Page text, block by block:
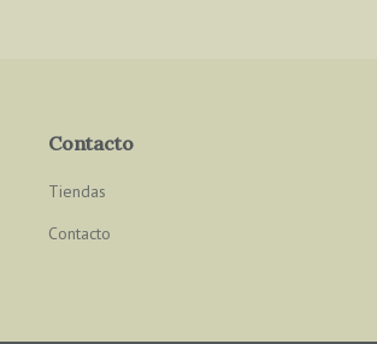
Contacto
Tiendas
Contacto